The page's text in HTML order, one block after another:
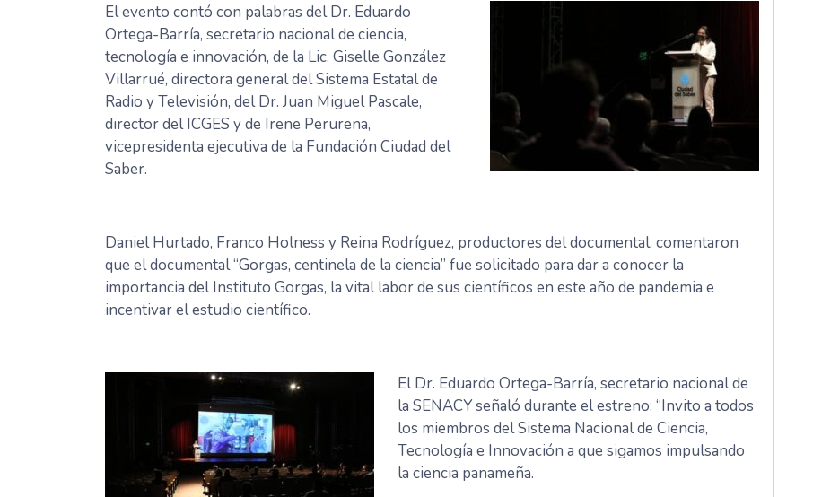
El evento contó con palabras del Dr. Eduardo
Ortega-Barría, secretario nacional de ciencia,
tecnología e innovación, de la Lic. Giselle González
Villarrué, directora general del Sistema Estatal de
Radio y Televisión, del Dr. Juan Miguel Pascale,
director del ICGES y de Irene Perurena,
vicepresidenta ejecutiva de la Fundación Ciudad del
Saber.
Daniel Hurtado, Franco Holness y Reina Rodríguez, productores del documental, comentaron
que el documental “Gorgas, centinela de la ciencia” fue solicitado para dar a conocer la
importancia del Instituto Gorgas, la vital labor de sus científicos en este año de pandemia e
incentivar el estudio científico.
El Dr. Eduardo Ortega-Barría, secretario nacional de
la SENACY señaló durante el estreno: “Invito a todos
los miembros del Sistema Nacional de Ciencia,
Tecnología e Innovación a que sigamos impulsando
la ciencia panameña.